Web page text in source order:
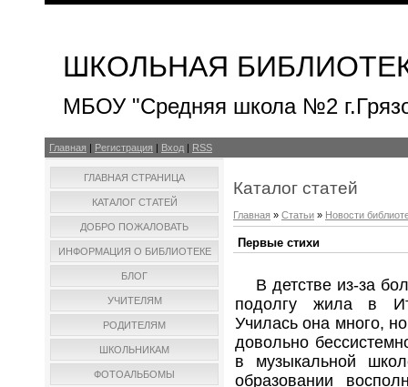
ШКОЛЬНАЯ
МБОУ "Средняя школа №2
Главная Регистрация Вход RSS
ГЛАВНАЯ СТРАНИЦА
КАТАЛОГ СТАТЕЙ
ДОБРО ПОЖАЛОВАТЬ
ИНФОРМАЦИЯ О БИБЛИОТЕКЕ
БЛОГ
УЧИТЕЛЯМ
РОДИТЕЛЯМ
ШКОЛЬНИКАМ
ФОТОАЛЬБОМЫ
Каталог статей
Главная » Статьи » Новости
Первые стихи
В детстве из-за
подолгу жила в
Училась она много,
довольно
в музыкальной
образовании